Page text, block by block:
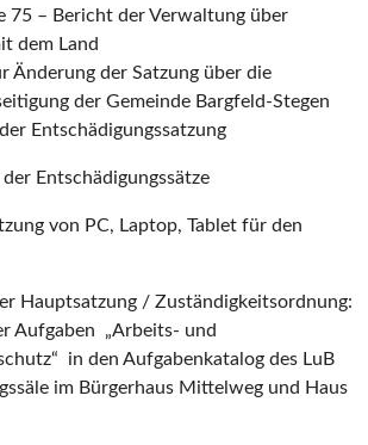
75 – Bericht der Verwaltung über
dem Land
Änderung der Satzung über die
der Gemeinde Bargfeld-Stegen
Entschädigungssatzung
Entschädigungssätze
von PC, Laptop, Tablet für den
Hauptsatzung / Zuständigkeitsordnung:
Aufgaben „Arbeits- und
in den Aufgabenkatalog des LuB
im Bürgerhaus Mittelweg und Haus